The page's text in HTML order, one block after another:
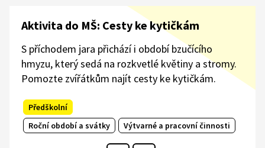
Aktivita do MŠ: Cesty ke kytičkám
S příchodem jara přichází i období bzučícího
hmyzu, který sedá na rozkvetlé květiny a stromy.
Pomozte zvířátkům najít cesty ke kytičkám.
Předškolní
Roční období a svátky
Výtvarné a pracovní činnosti